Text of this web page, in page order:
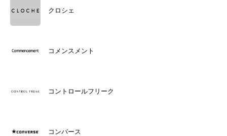
クロシェ
コメンスメント
コントロールフリーク
コンバース